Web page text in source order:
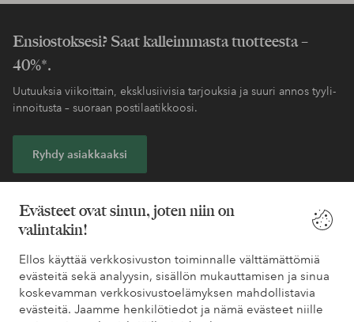
Evästeet ovat sinun, joten niin on
valintakin!
Ellos käyttää verkkosivuston toiminnalle välttämättömiä
evästeitä sekä analyysin, sisällön mukauttamisen ja sinua
koskevamman verkkosivustoelämyksen mahdollistavia
evästeitä. Jaamme henkilötiedot ja nämä evästeet niille
Ensiostoksesi? Saat kalleimmasta tuotteesta –
40%*.
Uutuuksia viikoittain, eksklusiivisia tarjouksia ja suuri annos tyyli-
innoitusta – suoraan postilaatikkoosi.
Ryhdy asiakkaaksi
Löydät vastaukset useimmin kysyttyihin kysymyksiin usein
kysytyistä kysymyksistä. Löydät myös tietoa siitä, miten voit ottaa
meihin yhteyttä.